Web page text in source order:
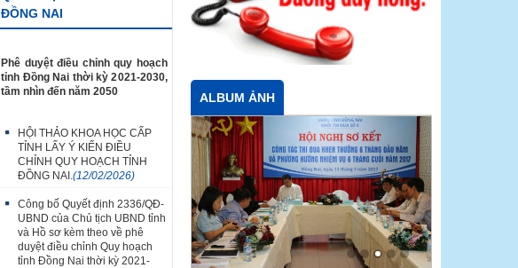
ĐỒNG NAI
Phê duyệt điều chỉnh quy hoạch
tỉnh Đồng Nai thời kỳ 2021-2030,
tầm nhìn đến năm 2050
HỘI THẢO KHOA HỌC CẤP
TỈNH LẤY Ý KIẾN ĐIỀU
CHỈNH QUY HOẠCH TỈNH
ĐỒNG NAI.(12/02/2026)
Công bố Quyết định 2336/QĐ-
UBND của Chủ tịch UBND tỉnh
và Hồ sơ kèm theo về phê
duyệt điều chỉnh Quy hoạch
tỉnh Đồng Nai thời kỳ 2021-
ALBUM ẢNH